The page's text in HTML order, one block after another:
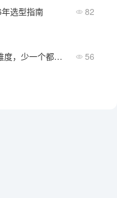
选型指南 82
IM：评估的5个关键维度，少一个都不行 56